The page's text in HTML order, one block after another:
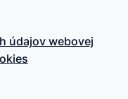
údajov webovej